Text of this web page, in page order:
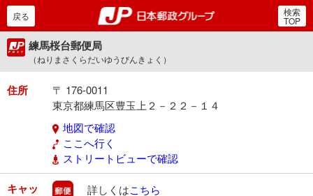
郵便局・日本郵政グルー
戻る 検索
TOP
練馬桜台郵便局
（ねりまさくらだいゆうびんきょく）
住所
〒 176-0011
東京都練馬区豊玉上２－２２－１４
地図で確認
ここへ行く
ストリートビューで確認
キャッ
郵便
詳しくはこちら